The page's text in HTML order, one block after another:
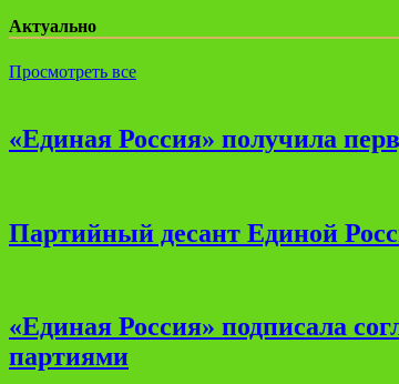
Актуально
Просмотреть все
«Единая Россия» получила
Партийный десант Единой
«Единая Россия» подписала
партиями